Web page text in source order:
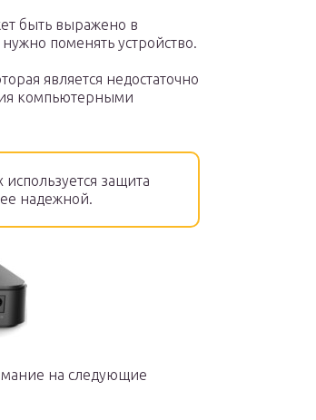
быть выражено в
поменять устройство.
является недостаточно
компьютерными
защита
надежной.
на следующие